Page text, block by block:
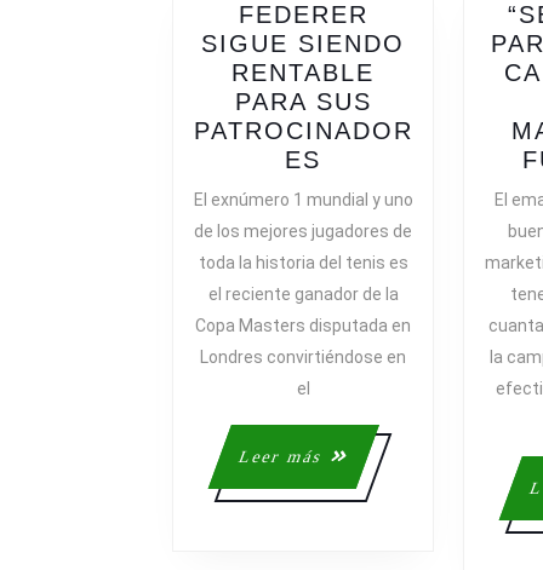
FEDERER
SIGUE SIENDO
RENTABLE
PARA SUS
PATROCINADOR
ES
SIGUE
SIENDO
RENTABLE
PARA
SUS
El exnúmero 1 mundial y uno
de los mejores jugadores de
toda la historia del tenis es
el reciente ganador de la
Copa Masters disputada en
Londres convirtiéndose en
el
Leer más
Leer
más
El
la